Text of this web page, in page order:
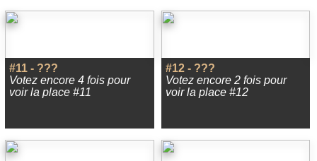
#11 - ???
Votez encore 4 fois pour
voir la place #11
#12 - ???
Votez encore 2 fois pour
voir la place #12